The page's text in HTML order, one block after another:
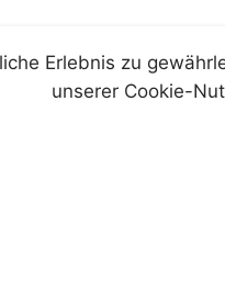
Erlebnis zu
unserer Cookie-